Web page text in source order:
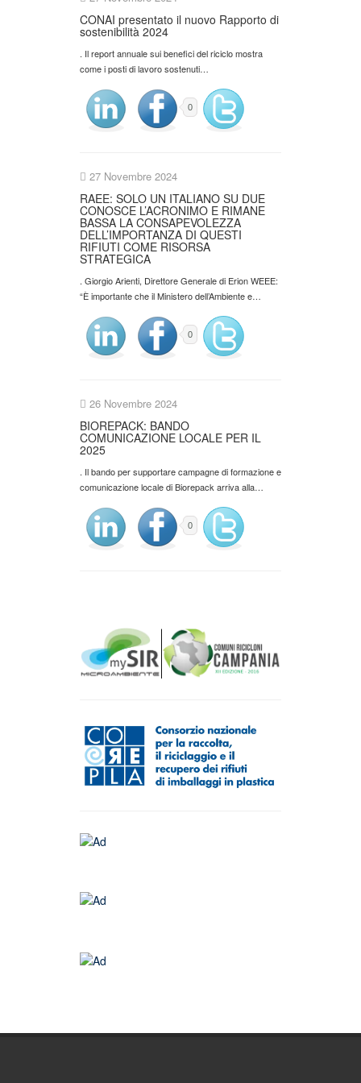
CONAI presentato il nuovo Rapporto di
sostenibilità 2024
. Il report annuale sui benefici del riciclo mostra
come i posti di lavoro sostenuti…
0
27 Novembre 2024
RAEE: SOLO UN ITALIANO SU DUE
CONOSCE L’ACRONIMO E RIMANE
BASSA LA CONSAPEVOLEZZA
DELL’IMPORTANZA DI QUESTI
RIFIUTI COME RISORSA
STRATEGICA
. Giorgio Arienti, Direttore Generale di Erion WEEE:
“È importante che il Ministero dell’Ambiente e…
0
26 Novembre 2024
BIOREPACK: BANDO
COMUNICAZIONE LOCALE PER IL
2025
. Il bando per supportare campagne di formazione e
comunicazione locale di Biorepack arriva alla…
0